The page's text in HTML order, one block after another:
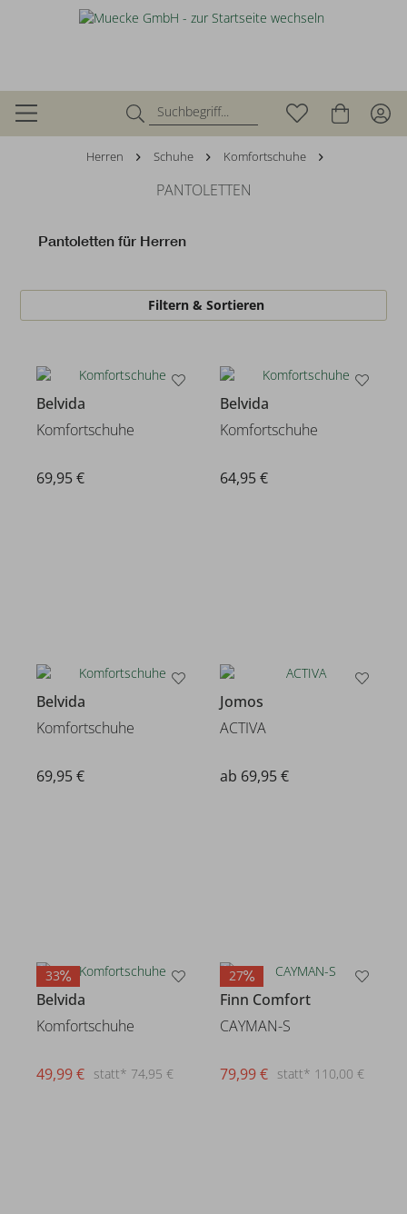
Herren Schuhe Komfortschuhe
PANTOLETTEN
Pantoletten für Herren
Filtern & Sortieren
Belvida
Komfortschuhe
69,95 €
Belvida
Komfortschuhe
64,95 €
Belvida
Komfortschuhe
69,95 €
Jomos
ACTIVA
ab 69,95 €
33
Belvida
Komfortschuhe
statt* 74,95 €
49,99 €
27
Finn Comfort
CAYMAN-S
statt* 110,00 €
79,99 €